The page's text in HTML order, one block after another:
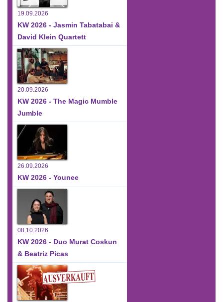
19.09.2026
KW 2026 - Jasmin Tabatabai &
David Klein Quartett
20.09.2026
KW 2026 - The Magic Mumble
Jumble
26.09.2026
KW 2026 - Younee
08.10.2026
KW 2026 - Duo Murat Coskun
& Beatriz Picas